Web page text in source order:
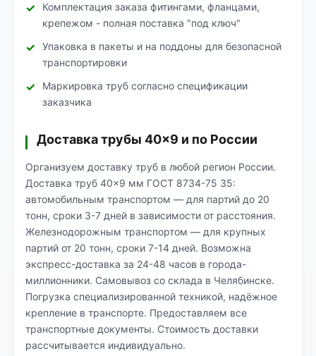
Комплектация заказа фитингами, фланцами,
крепежом - полная поставка "под ключ"
Упаковка в пакеты и на поддоны для безопасной
транспортировки
Маркировка труб согласно спецификации
заказчика
Доставка трубы 40×9 и по России
Организуем доставку труб в любой регион России.
Доставка труб 40×9 мм ГОСТ 8734-75 35:
автомобильным транспортом — для партий до 20
тонн, сроки 3-7 дней в зависимости от расстояния.
Железнодорожным транспортом — для крупных
партий от 20 тонн, сроки 7-14 дней. Возможна
экспресс-доставка за 24-48 часов в города-
миллионники. Самовывоз со склада в Челябинске.
Погрузка специализированной техникой, надёжное
крепление в транспорте. Предоставляем все
транспортные документы. Стоимость доставки
рассчитывается индивидуально.